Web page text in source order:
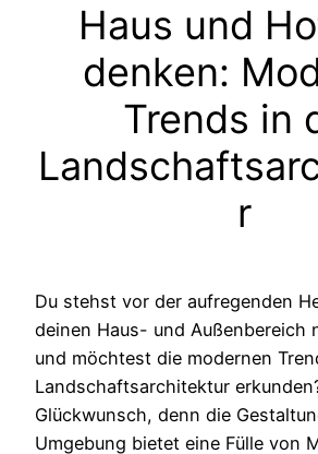
Haus und
denken:
Trends in
r
Du stehst vor der aufregenden
deinen Haus- und Außenbereich
und möchtest die modernen
Landschaftsarchitektur
Glückwunsch, denn die
Umgebung bietet eine Fülle von